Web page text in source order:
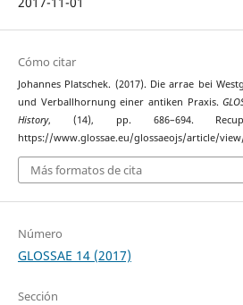
Cómo citar
Johannes Platschek. (2017). Die arrae bei
und Verballhornung einer antiken Praxis.
History, (14), pp. 686–694.
https://www.glossae.eu/glossaeojs/article/
Más formatos de cita
Número
GLOSSAE 14 (2017)
Sección